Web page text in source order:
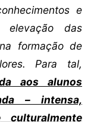
e
elevação das
formação de
Para tal,
aos alunos
– intensa,
culturalmente